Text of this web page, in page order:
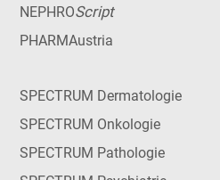
NEPHROScript
PHARMAustria
SPECTRUM Dermatologie
SPECTRUM Onkologie
SPECTRUM Pathologie